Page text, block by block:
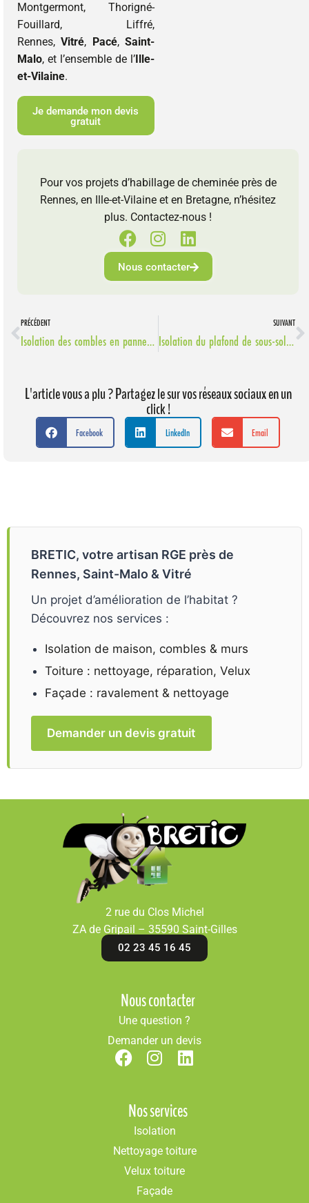
Montgermont, Thorigné-
Fouillard, Liffré,
Rennes,Vitré, Pacé, Saint-
Malo, et l’ensemble de l’Ille-
et-Vilaine.
Je demande mon devis
gratuit
Pour vos projets d’habillage de cheminée près de
Rennes, en Ille-et-Vilaine et en Bretagne, n’hésitez
plus. Contactez-nous !
Nous contacter
PRÉCÉDENT
Isolation des combles en panneaux rigides à Mellé.
SUIVANT
Isolation du plafond de sous-sol à Cesson-Sévigné.
L'article vous a plu ? Partagez le sur vos réseaux sociaux en un
click !
Facebook LinkedIn Email
BRETIC, votre artisan RGE près de
Rennes, Saint-Malo & Vitré
Un projet d’amélioration de l’habitat ?
Découvrez nos services :
Isolation de maison, combles & murs
Toiture : nettoyage, réparation, Velux
Façade : ravalement & nettoyage
Demander un devis gratuit
2 rue du Clos Michel
ZA de Gripail – 35590 Saint-Gilles
02 23 45 16 45
Nous contacter
Une question ?
Demander un devis
Nos services
Isolation
Nettoyage toiture
Velux toiture
Façade